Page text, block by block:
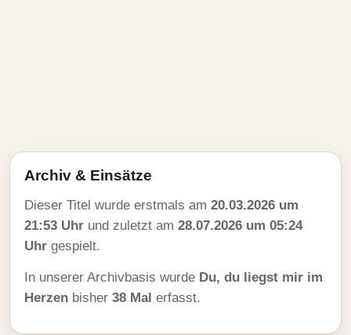
Archiv & Einsätze
Dieser Titel wurde erstmals am 20.03.2026 um
21:53 Uhr und zuletzt am 28.07.2026 um 05:24
Uhr gespielt.
In unserer Archivbasis wurde Du, du liegst mir im
Herzen bisher 38 Mal erfasst.